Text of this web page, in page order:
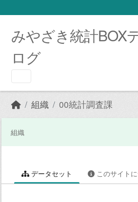
みやざき統計BOX
ログ
組織 00統計調査課
組織
データセット このサイト